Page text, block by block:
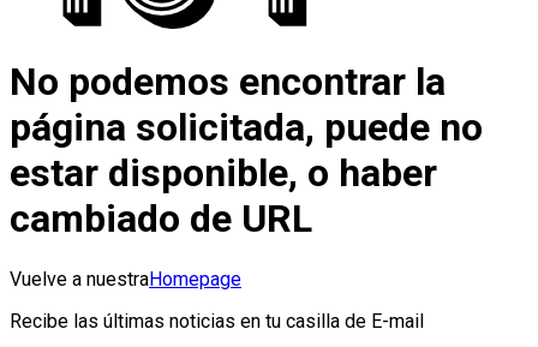
No podemos encontrar la
página solicitada, puede no
estar disponible, o haber
cambiado de URL
Vuelve a nuestraHomepage
Recibe las últimas noticias en tu casilla de E-mail